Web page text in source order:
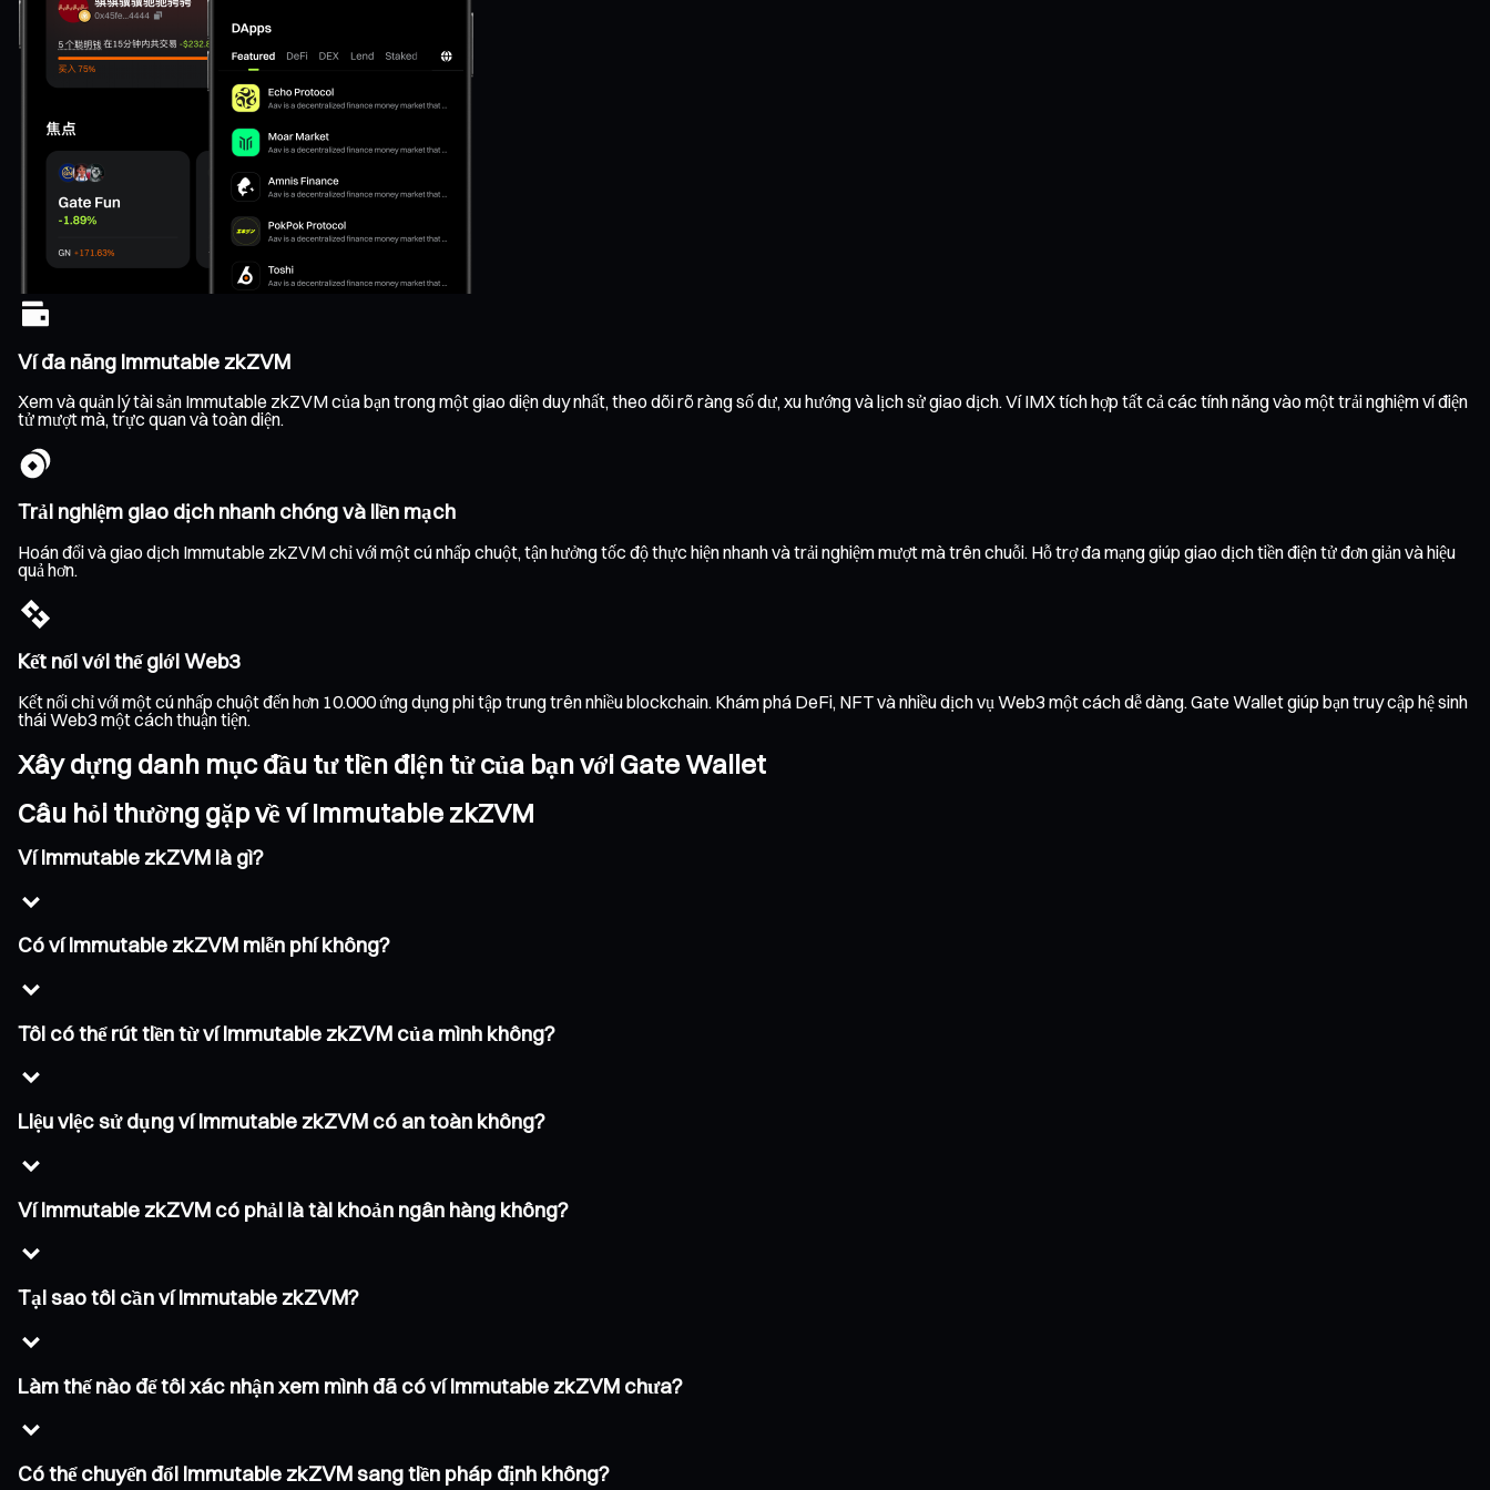
Ví đa năng Immutable zkZVM
Xem và quản lý tài sản Immutable zkZVM của bạn trong một giao diện duy nhất, theo dõi rõ ràng số dư, xu hướng và lịch sử giao dịch. Ví IMX tích hợp tất cả các tính năng vào một trải nghiệm ví điện
tử mượt mà, trực quan và toàn diện.
Trải nghiệm giao dịch nhanh chóng và liền mạch
Hoán đổi và giao dịch Immutable zkZVM chỉ với một cú nhấp chuột, tận hưởng tốc độ thực hiện nhanh và trải nghiệm mượt mà trên chuỗi. Hỗ trợ đa mạng giúp giao dịch tiền điện tử đơn giản và hiệu
quả hơn.
Kết nối với thế giới Web3
Kết nối chỉ với một cú nhấp chuột đến hơn 10.000 ứng dụng phi tập trung trên nhiều blockchain. Khám phá DeFi, NFT và nhiều dịch vụ Web3 một cách dễ dàng. Gate Wallet giúp bạn truy cập hệ sinh
thái Web3 một cách thuận tiện.
Xây dựng danh mục đầu tư tiền điện tử của bạn với Gate Wallet
Câu hỏi thường gặp về ví Immutable zkZVM
Ví Immutable zkZVM là gì?
Có ví Immutable zkZVM miễn phí không?
Tôi có thể rút tiền từ ví Immutable zkZVM của mình không?
Liệu việc sử dụng ví Immutable zkZVM có an toàn không?
Ví Immutable zkZVM có phải là tài khoản ngân hàng không?
Tại sao tôi cần ví Immutable zkZVM?
Làm thế nào để tôi xác nhận xem mình đã có ví Immutable zkZVM chưa?
Có thể chuyển đổi Immutable zkZVM sang tiền pháp định không?